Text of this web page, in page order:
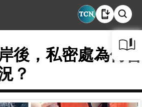
後，私密處為何會
？